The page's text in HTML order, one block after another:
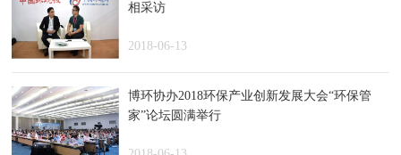
相采访
2018-06-13
博环协办2018环保产业创新发展大会“环保管
家”论坛圆满举行